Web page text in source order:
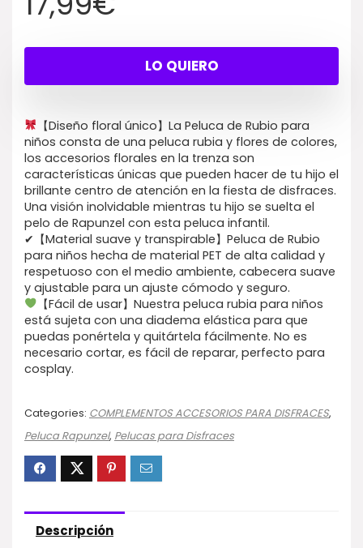
LO QUIERO
【Diseño floral único】La Peluca de Rubio para
niños consta de una peluca rubia y flores de colores,
los accesorios florales en la trenza son
características únicas que pueden hacer de tu hijo el
brillante centro de atención en la fiesta de disfraces.
Una visión inolvidable mientras tu hijo se suelta el
pelo de Rapunzel con esta peluca infantil.
✔【Material suave y transpirable】Peluca de Rubio
para niños hecha de material PET de alta calidad y
respetuoso con el medio ambiente, cabecera suave
y ajustable para un ajuste cómodo y seguro.
【Fácil de usar】Nuestra peluca rubia para niños
está sujeta con una diadema elástica para que
puedas ponértela y quitártela fácilmente. No es
necesario cortar, es fácil de reparar, perfecto para
cosplay.
Categories: COMPLEMENTOS ACCESORIOS PARA DISFRACES,
Peluca Rapunzel, Pelucas para Disfraces
Descripción